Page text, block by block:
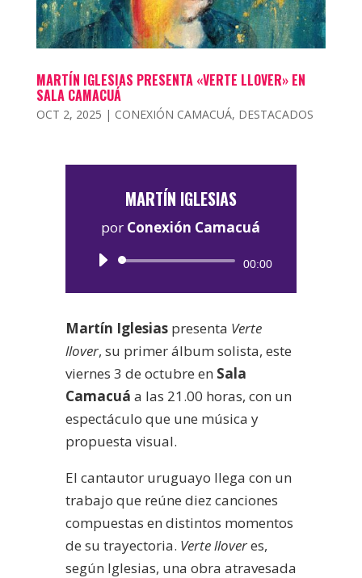
MARTÍN IGLESIAS PRESENTA «VERTE LLOVER» EN
SALA CAMACUÁ
OCT 2, 2025 | CONEXIÓN CAMACUÁ, DESTACADOS
MARTÍN IGLESIAS
por Conexión Camacuá
Reproductor
00:00
Martín Iglesiaspresenta Verte
llover, su primer álbum solista, este
viernes 3 de octubre en Sala
Camacuá a las 21.00 horas, con un
espectáculo que une música y
propuesta visual.
El cantautor uruguayo llega con un
trabajo que reúne diez canciones
compuestas en distintos momentos
de su trayectoria. Verte lloveres,
según Iglesias, una obra atravesada